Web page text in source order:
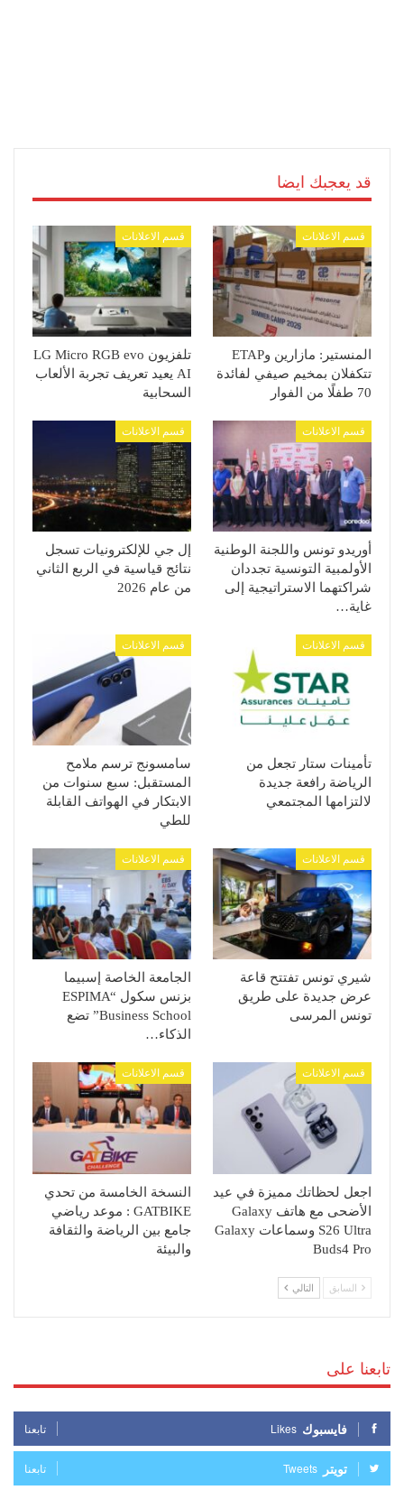
قد يعجبك ايضا
قسم الاعلانات
المنستير: مازارين وETAP
تتكفلان بمخيم صيفي لفائدة
70 طفلًا من الفوار
قسم الاعلانات
تلفزيون LG Micro RGB evo
AI يعيد تعريف تجربة الألعاب
السحابية
قسم الاعلانات
أوريدو تونس واللجنة الوطنية
الأولمبية التونسية تجددان
شراكتهما الاستراتيجية إلى
غاية…
قسم الاعلانات
إل جي للإلكترونيات تسجل
نتائج قياسية في الربع الثاني
من عام 2026
قسم الاعلانات
تأمينات ستار تجعل من
الرياضة رافعة جديدة
لالتزامها المجتمعي
قسم الاعلانات
سامسونج ترسم ملامح
المستقبل: سبع سنوات من
الابتكار في الهواتف القابلة
للطي
قسم الاعلانات
شيري تونس تفتتح قاعة
عرض جديدة على طريق
تونس المرسى
قسم الاعلانات
الجامعة الخاصة إسبيما
بزنس سكول “ESPIMA
Business School” تضع
الذكاء…
قسم الاعلانات
اجعل لحظاتك مميزة في عيد
الأضحى مع هاتف Galaxy
S26 Ultra وسماعات Galaxy
Buds4 Pro
قسم الاعلانات
النسخة الخامسة من تحدي
GATBIKE : موعد رياضي
جامع بين الرياضة والثقافة
والبيئة
السابق التالي
تابعنا على
فايسبوك Likes تابعنا
تويتر Tweets تابعنا